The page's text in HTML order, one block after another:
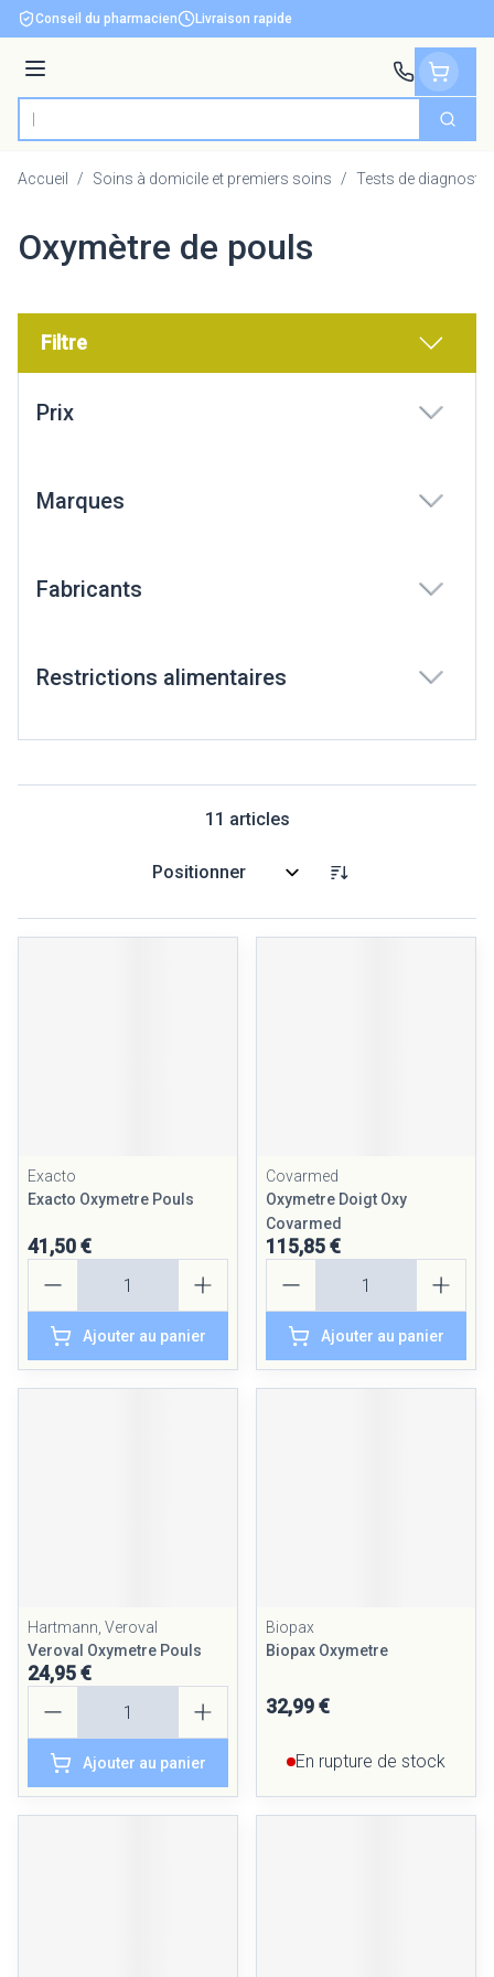
Aller au contenu
Conseil du pharmacien Livraison rapide
Menu
Rechercher
Accueil / Soins à domicile et premiers soins / Tests de diagnostic
Oxymètre de pouls
Filtre
Prix
Marques
Fabricants
Restrictions alimentaires
11 articles
Trier par:
Exacto
Exacto Oxymetre Pouls
41,50 €
Ajouter au panier
Covarmed
Oxymetre Doigt Oxy
Covarmed
115,85 €
Ajouter au panier
Hartmann, Veroval
Veroval Oxymetre Pouls
24,95 €
Ajouter au panier
Biopax
Biopax Oxymetre
32,99 €
En rupture de stock